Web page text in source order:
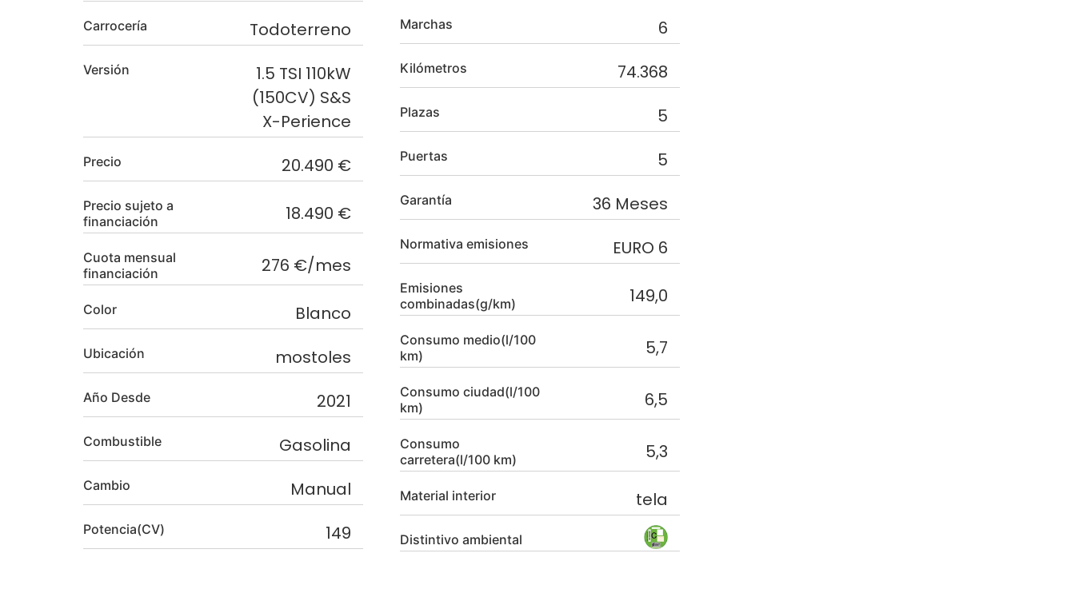
Carrocería Todoterreno
Versión
1.5 TSI 110kW
(150CV) S&S
X-Perience
Precio 20.490 €
Precio sujeto a
financiación
18.490 €
Cuota mensual
financiación
276 €/mes
Color Blanco
Ubicación mostoles
Año Desde 2021
Combustible Gasolina
Cambio Manual
Potencia(CV) 149
Marchas 6
Kilómetros 74.368
Plazas 5
Puertas 5
Garantía 36 Meses
Normativa emisiones EURO 6
Emisiones
combinadas(g/km)
149,0
Consumo medio(l/100
km)
5,7
Consumo ciudad(l/100
km)
6,5
Consumo
carretera(l/100 km)
5,3
Material interior tela
Distintivo ambiental